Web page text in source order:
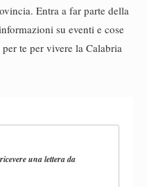
Entra a far parte della
su eventi e cose
te per vivere la Calabria